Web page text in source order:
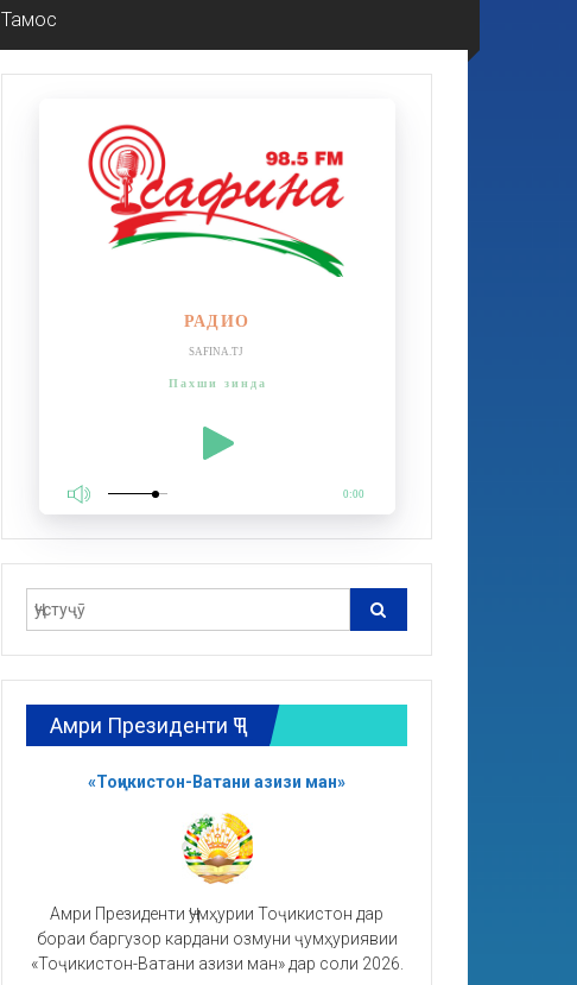
Тамос
РАДИО
SAFINA.TJ
Пахши зинда
0:00
Амри Президенти ҶТ
«Тоҷикистон-Ватани азизи ман»
Амри Президенти Ҷумҳурии Тоҷикистон дар
бораи баргузор кардани озмуни ҷумҳуриявии
«Тоҷикистон-Ватани азизи ман» дар соли 2026.